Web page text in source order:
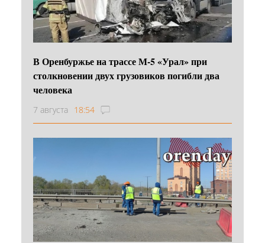
В Оренбуржье на трассе М-5 «Урал» при
столкновении двух грузовиков погибли два
человека
7 августа 18:54